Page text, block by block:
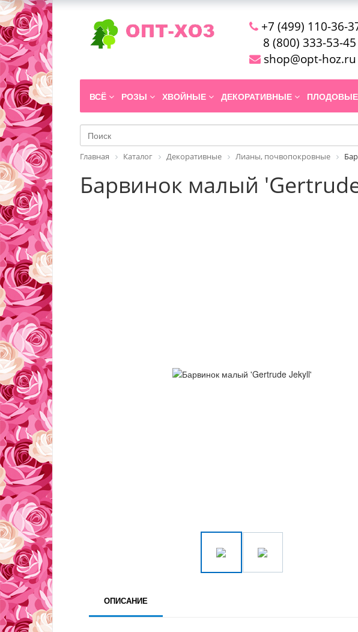
+7 (499) 110-36-
8 (800) 333-53-45
shop@opt-hoz.ru
ВСЁ РОЗЫ ХВОЙНЫЕ ДЕКОРАТИВНЫЕ ПЛОДОВЫЕ
Главная Каталог Декоративные Лианы, почвопокровные
Барвинок малый
ОПИСАНИЕ